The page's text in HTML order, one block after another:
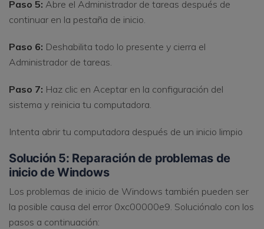
Paso 5: Abre el Administrador de tareas después de
continuar en la pestaña de inicio.
Paso 6: Deshabilita todo lo presente y cierra el
Administrador de tareas.
Paso 7: Haz clic en Aceptar en la configuración del
sistema y reinicia tu computadora.
Intenta abrir tu computadora después de un inicio limpio
Solución 5: Reparación de problemas de
inicio de Windows
Los problemas de inicio de Windows también pueden ser
la posible causa del error 0xc00000e9. Soluciónalo con los
pasos a continuación: